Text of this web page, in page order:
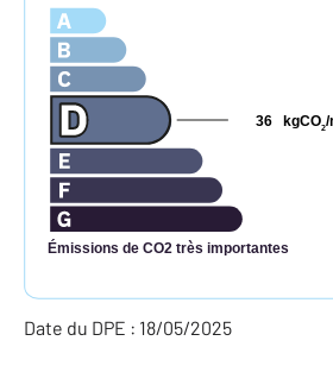
Émissions de CO2 très importantes
kgCO2/
36
Date du DPE : 18/05/2025